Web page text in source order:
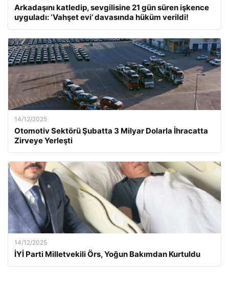
Arkadaşını katledip, sevgilisine 21 gün süren işkence
uyguladı: ‘Vahşet evi’ davasında hüküm verildi!
14/12/2025
Otomotiv Sektörü Şubatta 3 Milyar Dolarla İhracatta
Zirveye Yerleşti
14/12/2025
İYİ Parti Milletvekili Örs, Yoğun Bakımdan Kurtuldu